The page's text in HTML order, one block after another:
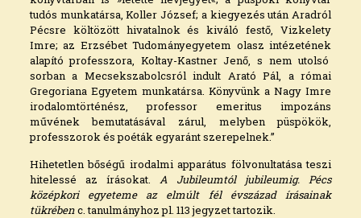
tudós munkatársa, Koller József; a kiegyezés után Aradról
Pécsre költözött hivatalnok és kiváló festő, Vizkelety
Imre; az Erzsébet Tudományegyetem olasz intézetének
alapító professzora, Koltay-Kastner Jenő, s nem utolsó
sorban a Mecsekszabolcsról indult Arató Pál, a római
Gregoriana Egyetem munkatársa. Könyvünk a Nagy Imre
irodalomtörténész, professor emeritus impozáns
művének bemutatásával zárul, melyben püspökök,
professzorok és poéták egyaránt szerepelnek.”
Hihetetlen bőségű irodalmi apparátus fölvonultatása teszi
hitelessé az írásokat. A Jubileumtól jubileumig. Pécs
középkori egyeteme az elmúlt fél évszázad írásainak
tükrébenc. tanulmányhoz pl. 113 jegyzet tartozik.